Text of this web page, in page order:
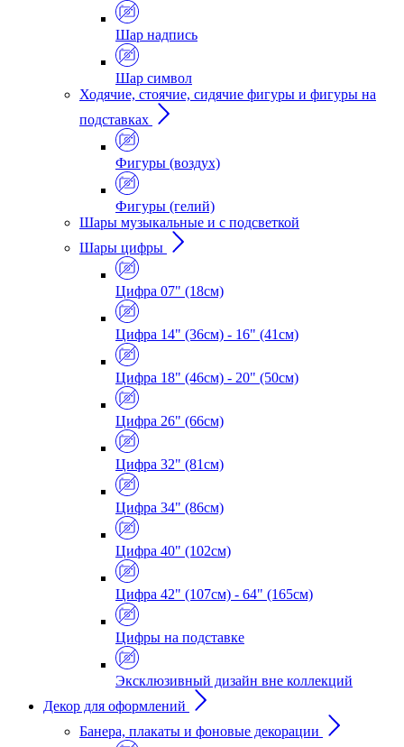
Шар надпись
Шар символ
Ходячие, стоячие, сидячие фигуры и фигуры на
подставках
Фигуры (воздух)
Фигуры (гелий)
Шары музыкальные и с подсветкой
Шары цифры
Цифра 07" (18см)
Цифра 14" (36см) - 16" (41см)
Цифра 18" (46см) - 20" (50см)
Цифра 26" (66см)
Цифра 32" (81см)
Цифра 34" (86см)
Цифра 40" (102см)
Цифра 42" (107см) - 64" (165см)
Цифры на подставке
Эксклюзивный дизайн вне коллекций
Декор для оформлений
Банера, плакаты и фоновые декорации